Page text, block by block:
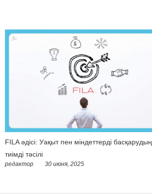
FILA әдісі: Уақыт пен міндеттерді басқарудың
тиімді тәсілі
редактор 30 июня, 2025